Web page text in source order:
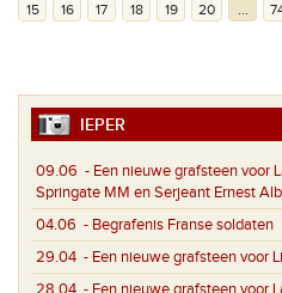
15
16 17 18 19 20 ...
IEPER
09.06 - Een nieuwe grafsteen voor
Springate MM en Serjeant Ernest
04.06 - Begrafenis Franse soldaten
29.04 - Een nieuwe grafsteen voor